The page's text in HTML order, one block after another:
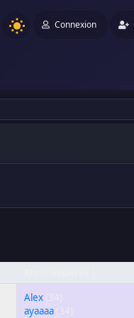
Connexion
Alex
ayaaaa